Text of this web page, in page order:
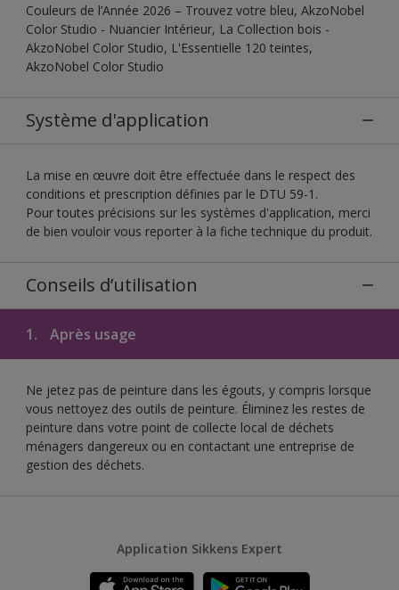
Couleurs de l’Année 2026 – Trouvez votre bleu, AkzoNobel
Color Studio - Nuancier Intérieur, La Collection bois -
AkzoNobel Color Studio, L'Essentielle 120 teintes,
AkzoNobel Color Studio
Système d'application
La mise en œuvre doit être effectuée dans le respect des
conditions et prescription définies par le DTU 59-1.
Pour toutes précisions sur les systèmes d'application, merci
de bien vouloir vous reporter à la fiche technique du produit.
Conseils d’utilisation
1. Après usage
Ne jetez pas de peinture dans les égouts, y compris lorsque
vous nettoyez des outils de peinture. Éliminez les restes de
peinture dans votre point de collecte local de déchets
ménagers dangereux ou en contactant une entreprise de
gestion des déchets.
Application Sikkens Expert